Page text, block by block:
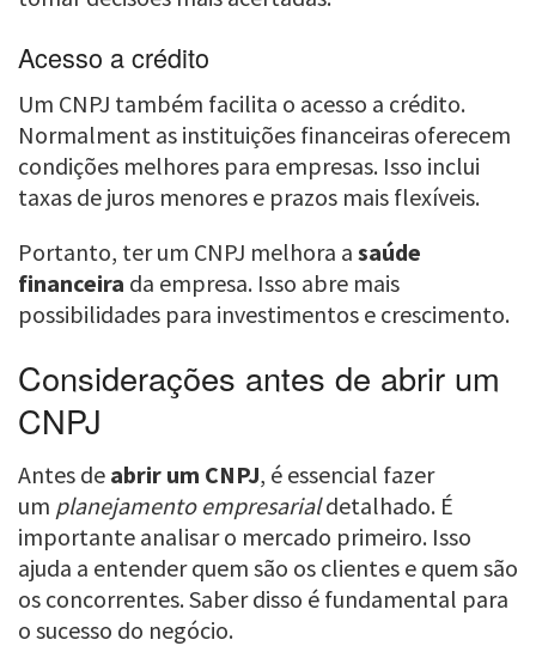
Acesso a crédito
Um CNPJ também facilita o acesso a crédito.
Normalment as instituições financeiras oferecem
condições melhores para empresas. Isso inclui
taxas de juros menores e prazos mais flexíveis.
Portanto, ter um CNPJ melhora a saúde
financeira da empresa. Isso abre mais
possibilidades para investimentos e crescimento.
Considerações antes de abrir um
CNPJ
Antes de abrir um CNPJ, é essencial fazer
um planejamento empresarialdetalhado. É
importante analisar o mercado primeiro. Isso
ajuda a entender quem são os clientes e quem são
os concorrentes. Saber disso é fundamental para
o sucesso do negócio.